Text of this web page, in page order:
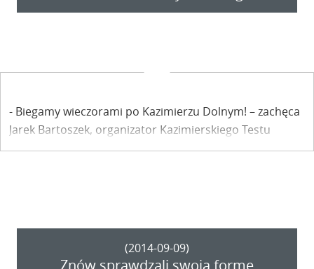
- Biegamy wieczorami po Kazimierzu Dolnym! – zachęca
Jarek Bartoszek, organizator Kazimierskiego Testu
Coopera i teraz także… Kazimierskich Wieczorów
(2014-09-09)
Znów sprawdzali swoją formę